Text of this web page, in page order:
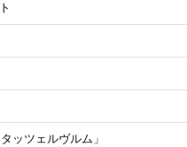
ッツェルヴルム」